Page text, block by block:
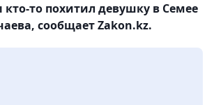
то похитил девушку в Семее
сообщает Zakon.kz.